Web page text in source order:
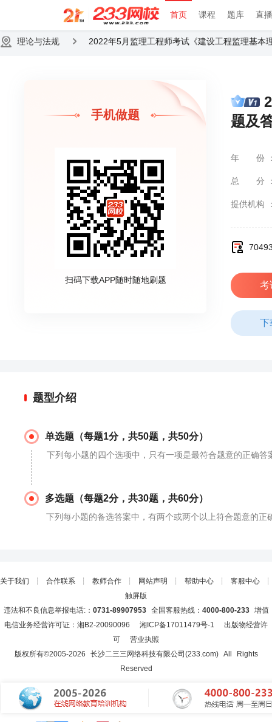
首页 课程 题库 直
理论与法规 2022年5月监理工程师考试《建设工程监理基本
手机做题
扫码下载APP随时随地刷题
题及
年份
总分
提供机构
考
下
题型介绍
单选题（每题1分，共50题，共50分）
下列每小题的四个选项中，只有一项是最符合题意的正确
多选题（每题2分，共30题，共60分）
下列每小题的备选答案中，有两个或两个以上符合题意的
关于我们 ┊ 合作联系 ┊ 教师合作 ┊ 网站声明 ┊ 帮助中心 ┊ 客服中心 ┊
触屏版
违法和不良信息举报电话:： 0731-89907953全国客服热线： 4000-800-233增值
电信业务经营许可证：湘B2-20090096 湘ICP备17011479号-1
出版物经营许
可
营业执照
版权所有©2005-2026 长沙二三三网络科技有限公司(233.com)All Rights
Reserved